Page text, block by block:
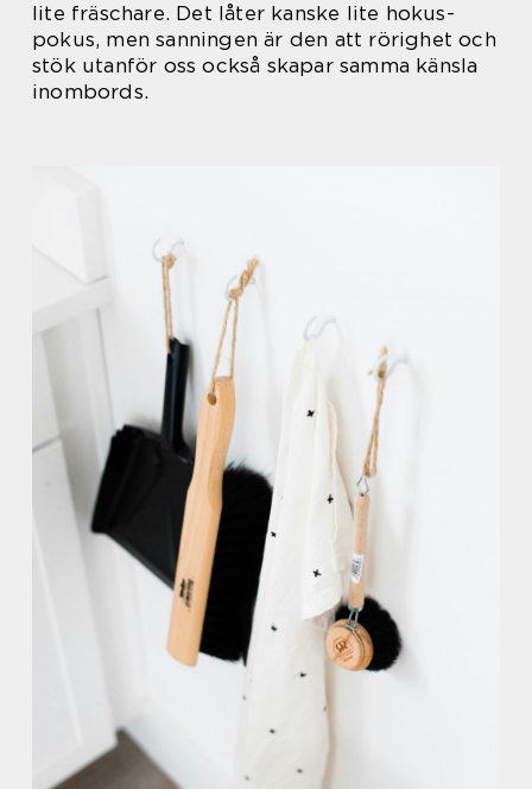
lite fräschare. Det låter kanske lite hokus-
pokus, men sanningen är den att rörighet och
stök utanför oss också skapar samma känsla
inombords.